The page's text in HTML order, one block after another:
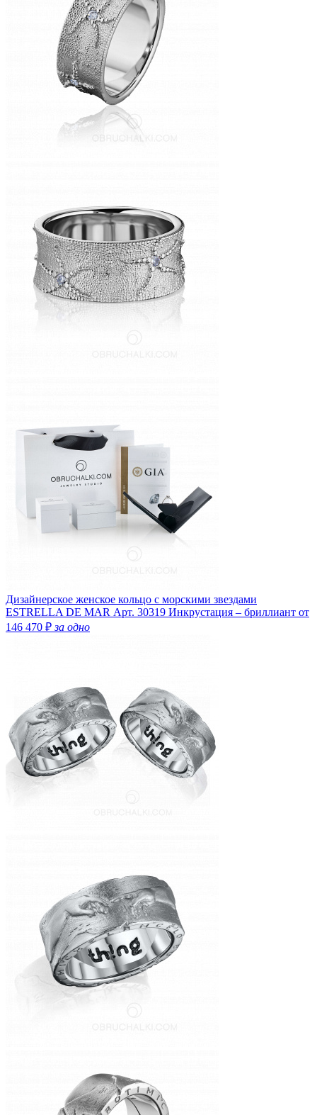
Дизайнерское женское кольцо с морскими звездами
ESTRELLA DE MAR Арт. 30319 Инкрустация – бриллиант от
146 470 ₽за одно